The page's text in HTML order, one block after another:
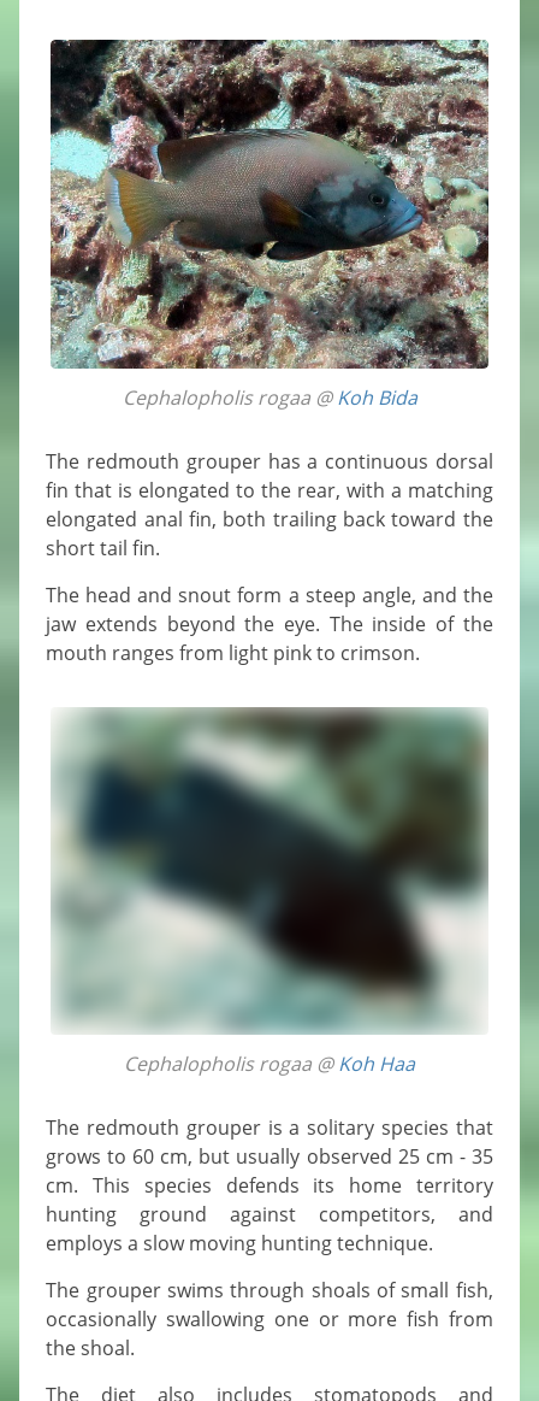
Cephalopholis rogaa @Koh Bida
The redmouth grouper has a continuous dorsal
fin that is elongated to the rear, with a matching
elongated anal fin, both trailing back toward the
short tail fin.
The head and snout form a steep angle, and the
jaw extends beyond the eye. The inside of the
mouth ranges from light pink to crimson.
Cephalopholis rogaa @Koh Haa
The redmouth grouper is a solitary species that
grows to 60 cm, but usually observed 25 cm - 35
cm. This species defends its home territory
hunting ground against competitors, and
employs a slow moving hunting technique.
The grouper swims through shoals of small fish,
occasionally swallowing one or more fish from
the shoal.
The diet also includes stomatopods and